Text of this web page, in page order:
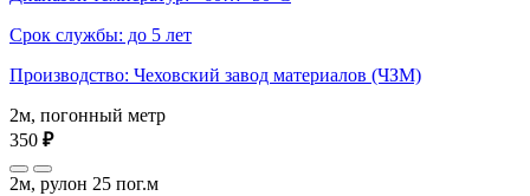
Срок службы: до 5 лет
Производство: Чеховский завод материалов (ЧЗМ)
2м, погонный метр
350 ₽
2м, рулон 25 пог.м